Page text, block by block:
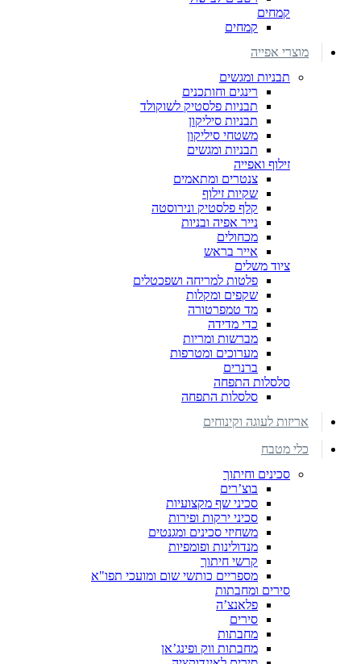
קמחים
קמחים
מוצרי אפייה
תבניות ומגשים
רינגים וחותכנים
תבניות פלסטיק לשוקולד
תבניות סיליקון
משטחי סיליקון
תבניות ומגשים
זילוף ואפייה
צנטרים ומתאמים
שקיות זילוף
קלף פלסטיק ונירוסטה
נייר אפיה ובניות
מכחולים
אייר בראש
ציוד משלים
פלטות למריחה ושפכטלים
שקפים ומקלות
מד טמפרטורה
כדי מדידה
מברשות ומריות
מערוכים ומטרפות
ברנרים
סלסלות התפחה
סלסלות התפחה
אריזות לעוגה וקינוחים
כלי מטבח
סכינים וחיתוך
בוצ’רים
סכיני שף מקצועיות
סכיני ירקות ופירות
משחיזי סכינים ומגנטים
מנדולינות ופומפיות
קרשי חיתוך
מספריים כותשי שום ומועכי תפו"א
סירים ומחבתות
פלאנצ’ה
סירים
מחבתות
מחבתות ווק ופינג’אן